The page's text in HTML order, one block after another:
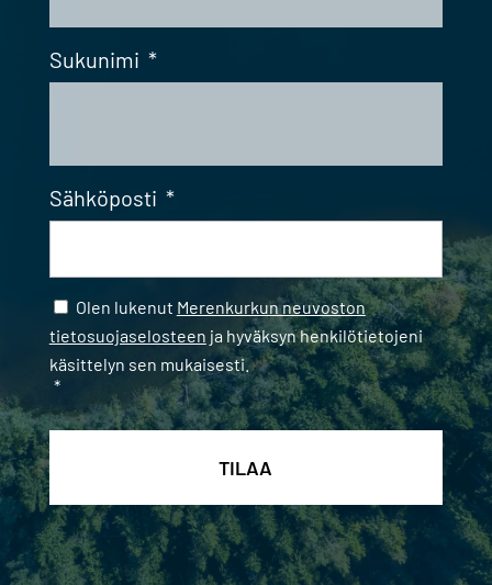
Sukunimi *
Sähköposti *
Samtycke *
Olen lukenut Merenkurkun neuvoston
tietosuojaselosteen ja hyväksyn henkilötietojeni
käsittelyn sen mukaisesti.
*